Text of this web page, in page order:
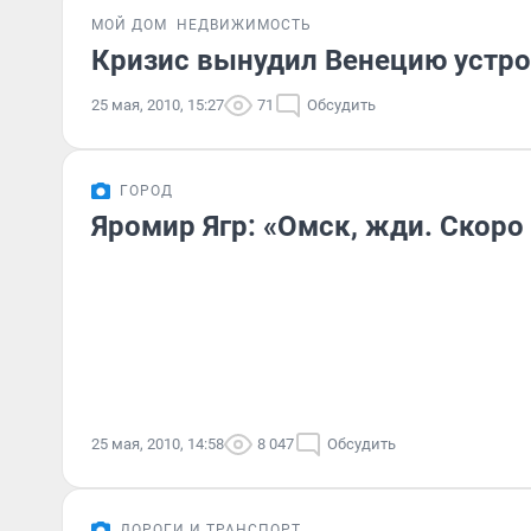
МОЙ ДОМ НЕДВИЖИМОСТЬ
Кризис вынудил Венецию
25 мая, 2010, 15:27 71 Обсудить
ГОРОД
Яромир Ягр: «Омск, жди. Скоро
25 мая, 2010, 14:58 8 047 Обсудить